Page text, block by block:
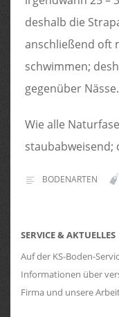
deshalb die
anschließend oft
schwimmen;
gegenüber Nässe.
Wie alle
staubabweisend;
BODENARTEN
SERVICE & AKTUELLES
Auf der KS-Boden-
Informationen über
Firma und unsere